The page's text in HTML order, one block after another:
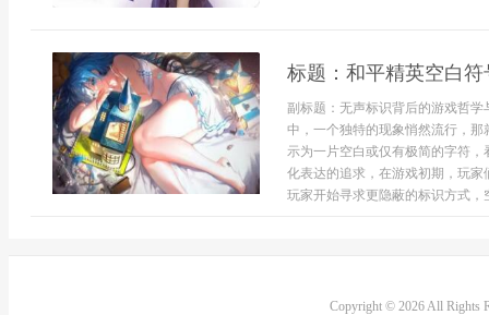
标题：和平精英空白
副标题：无声标识背后的游戏哲
中，一个独特的现象悄然流行，
示为一片空白或仅有极简的字符
化表达的追求，在游戏初期，玩
玩家开始寻求更隐蔽的标识方式，
Copyright © 2026 All Rights